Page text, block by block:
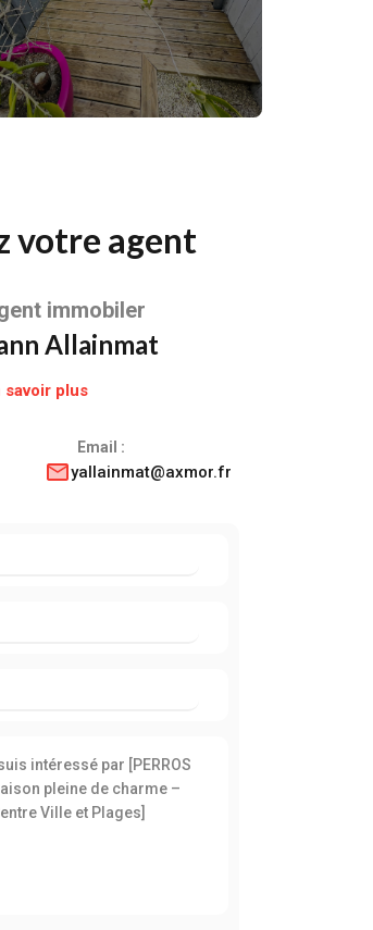
votre agent
immobiler
Allainmat
savoir plus
Email :
yallainmat@axmor.fr